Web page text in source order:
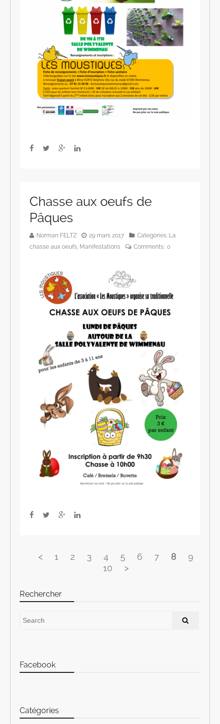
Chasse aux oeufs de
Pâques
Norman FELTZ 29 mars 2017 Categories: La
chasse aux oeufs, Manifestations Comments: 0
< 1 2 3 4 5 6 7 8
9
10
>
Rechercher
Facebook
Catégories